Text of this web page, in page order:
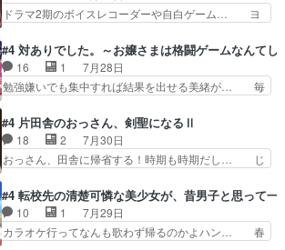
に見えた。4話は過…
んの過去話も佳境…げに恐ろしいは人… 第５話感
想：２人の過剰な貢ぎ物?の礼とし… 第５話感
系列が4話と入れ替わってるのね… こんなデカイ
のどうやって運ぶんだよ！？姉… ダラさん、人型
形態にもなれるんか!?w髪…
ドラマ2期のボイスレコーダーや自白ゲーム… ヨ
国の奴らも馬鹿が多いが、夜の国も同じ… ご視聴
ありがとうございました来週もよろし… 握った◯
治郎（中の人的に）仲間であるプレ… ヨコヤの頭
の回転の速さと人間の心理を利用… 夜の国のヨコ
で夜の国の独裁支配を強化、… やはりヨコヤいい
ですね。昼の国が勝てる流… 役で出演いたしまし
た。次回も緊張が止まり…
#4 対ありでした。～お嬢さまは格闘ゲームなんてし
16 1
7月28日
勉強嫌いでも集中すれば結果を出せる美緒が… 毎
なゲームも相手が強すぎるとやる気無く… テー
マ：テスト勉強と大会感想は、美緒がテ… すげー
ーーーーーーーー良い……。女性声優… 深夜の格
ゲー対戦よりテストの方がよっぽど… 真剣に授業
ストに向けて勉強会！美緒ちゃ… 受験勉強と戦闘
の2択なら戦闘を選ぶ娘w美… 勉強嫌いでバトル
を選ぶって、ひぐらしの沙…
#4 片田舎のおっさん、剣聖になるⅡ
18 2
7月30日
おっさん、田舎に帰省する！時期も時期だし… じ
れない爺さんには夢が詰まってると思う… クル
ニ、ヘンブリッツ、ミュイと一緒におっ… 帰省、
お供ヒロインはクルニ。順番的には確… 父親から
手紙が来た。サーベルボアの退治の… ここでヘン
#4 転校先の清楚可憐な美少女が、昔男子と思って一
10 1
7月29日
カラオケ行ってなんも歌わず帰るのかよハン… 春